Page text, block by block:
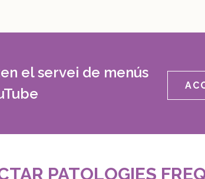
el servei de menús
PATOLOGIES